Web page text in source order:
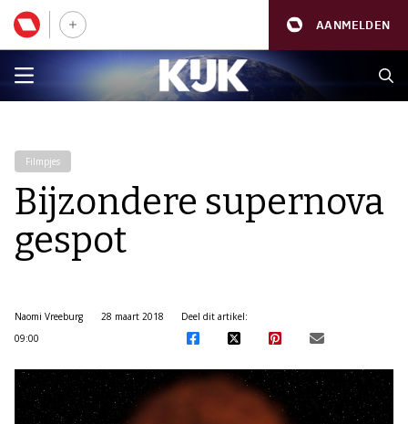
AANMELDEN
Filmpjes
Bijzondere supernova
gespot
Naomi Vreeburg
28 maart 2018
09:00
Deel dit artikel: